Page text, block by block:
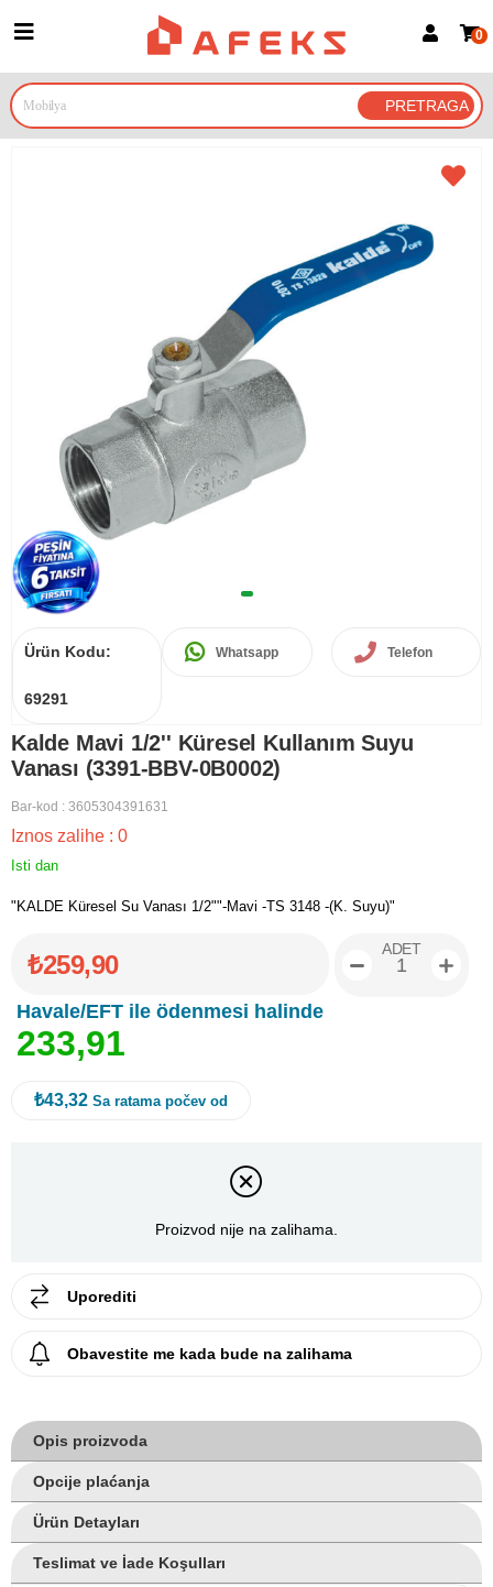
Prijava za članove
Prijavite se Google nalogom
0
Ürün Kodu:
69291
Whatsapp Telefon
Kalde Mavi 1/2'' Küresel Kullanım Suyu
Vanası (3391-BBV-0B0002)
Bar-kod : 3605304391631
Iznos zalihe : 0
Isti dan
"KALDE Küresel Su Vanası 1/2""-Mavi -TS 3148 -(K. Suyu)"
₺259,90
Havale/EFT ile ödenmesi halinde
233,91
ADET
₺43,32 Sa ratama počev od
Proizvod nije na zalihama.
Uporediti
Obavestite me kada bude na zalihama
Opis proizvoda
Opcije plaćanja
Ürün Detayları
Teslimat ve İade Koşulları